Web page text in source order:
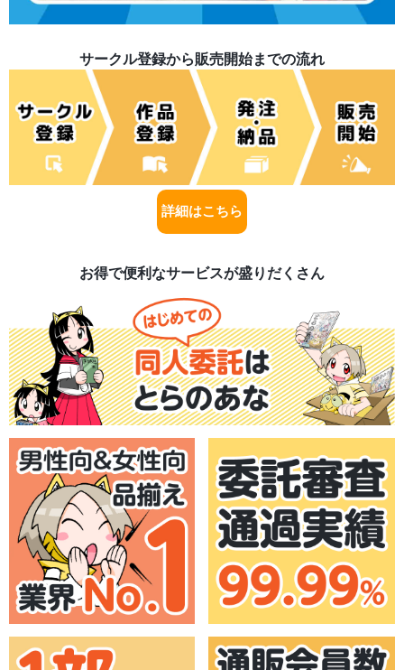
サークル登録から販売開始までの流れ
詳細はこちら
お得で便利なサービスが盛りだくさん